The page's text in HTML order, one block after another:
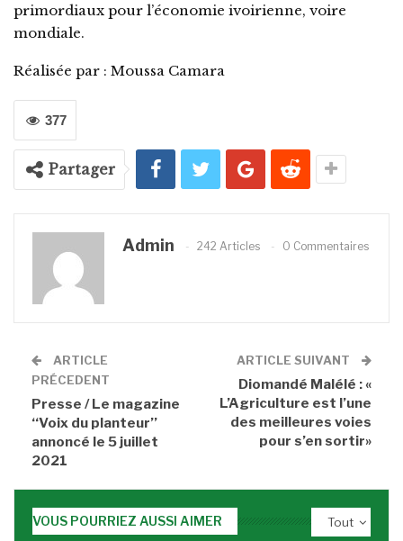
primordiaux pour l’économie ivoirienne, voire
mondiale.
Réalisée par : Moussa Camara
377
Partager
Admin 242 Articles 0 Commentaires
ARTICLE
PRÉCEDENT
Presse / Le magazine
‘‘Voix du planteur’’
annoncé le 5 juillet
2021
ARTICLE SUIVANT
Diomandé Malélé : «
L’Agriculture est l’une
des meilleures voies
pour s’en sortir»
Tout
VOUS POURRIEZ AUSSI AIMER